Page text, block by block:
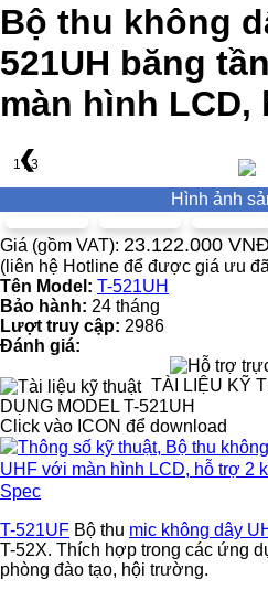
Bộ thu không
521UH băng
màn hình LCD,
1 / 3
❮
Hình ảnh
Giá (gồm VAT): 23.122.000
(liên hệ Hotline để được giá ưu
Tên Model: T-521UH
Bảo hành: 24 tháng
Lượt truy cập: 2986
Đánh giá:
TÀI LIỆU KỸ
DỤNG MODEL T-521UH
Click vào ICON để download
Spec
T-521UF Bộ thu mic không dây
T-52X. Thích hợp trong các ứng
phòng đào tạo, hội trường.